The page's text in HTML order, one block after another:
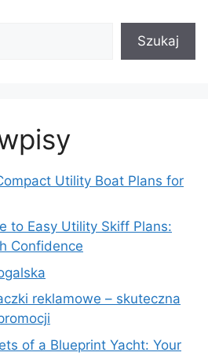
Szukaj
Utility Boat Plans for
to Easy Utility Skiff Plans:
Confidence
reklamowe – skuteczna
of a Blueprint Yacht: Your